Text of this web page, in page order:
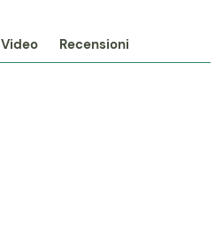
Video Recensioni